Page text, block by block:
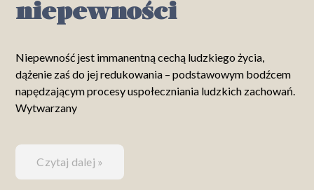
niepewności
Niepewność jest immanentną cechą ludzkiego życia,
dążenie zaś do jej redukowania – podstawowym bodźcem
napędzającym procesy uspołeczniania ludzkich zachowań.
Wytwarzany
Czytaj dalej »